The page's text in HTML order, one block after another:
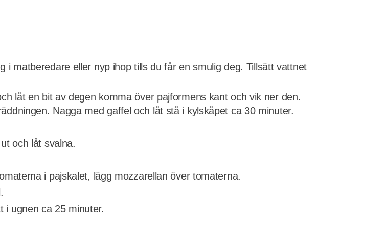
i matberedare eller nyp ihop tills du får en smulig deg. Tillsätt vattnet
låt en bit av degen komma över pajformens kant och vik ner den.
Nagga med gaffel och låt stå i kylskåpet ca 30 minuter.
och låt svalna.
i pajskalet, lägg mozzarellan över tomaterna.
i ugnen ca 25 minuter.